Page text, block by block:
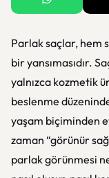
Parlak saçlar, hem
bir yansımasıdır.
yalnızca kozmetik
beslenme
yaşam biçiminden
zaman “görünür
parlak görünmesi